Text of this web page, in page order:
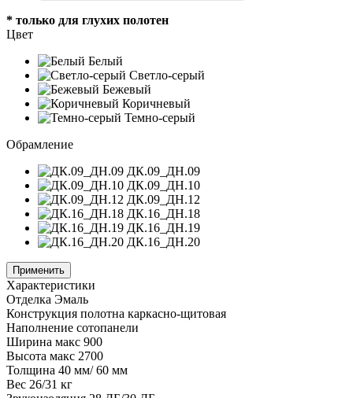
* только для глухих полотен
Цвет
Белый
Светло-серый
Бежевый
Коричневый
Темно-серый
Обрамление
ДК.09_ДН.09
ДК.09_ДН.10
ДК.09_ДН.12
ДК.16_ДН.18
ДК.16_ДН.19
ДК.16_ДН.20
Применить
Характеристики
Отделка Эмаль
Конструкция полотна каркасно-щитовая
Наполнение сотопанели
Ширина макс 900
Высота макс 2700
Толщина 40 мм/ 60 мм
Вес 26/31 кг